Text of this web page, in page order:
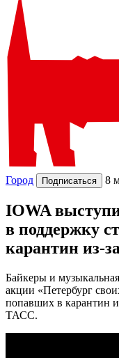
Город Подписаться 8
IOWA
в поддержку
карантин из-
Байкеры и
акции «Петербург
попавших в карантин
ТАСС.